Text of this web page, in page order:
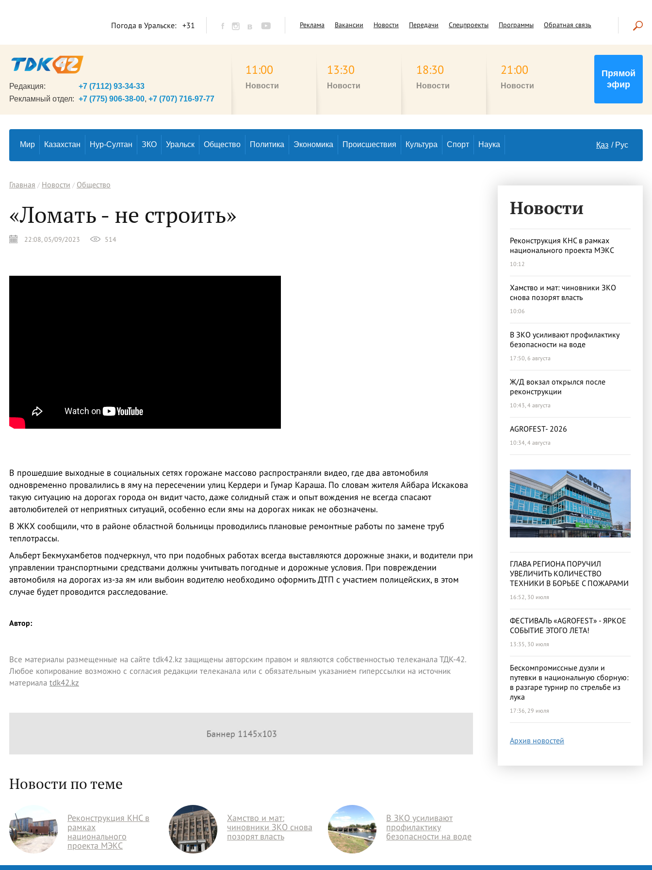
Погода в Уральске: +31 Реклама Вакансии Новости Передачи Спецпроекты Программы Обратная связь
Редакция:
+7 (7112) 93-34-33
Рекламный отдел: +7 (775) 906-38-00, +7 (707) 716-97-77
11:00
Новости
13:30
Новости
18:30
Новости
21:00
Новости
Прямой
эфир
Мир Казахстан Нур-Султан ЗКО Уральск Общество Политика Экономика Происшествия Культура Спорт Наука Қаз Рус
Главная Новости Общество
«Ломать - не строить»
22:08, 05/09/2023 514
В прошедшие выходные в социальных сетях горожане массово распространяли видео, где два автомобиля
одновременно провалились в яму на пересечении улиц Кердери и Гумар Караша. По словам жителя Айбара Искакова
такую ситуацию на дорогах города он видит часто, даже солидный стаж и опыт вождения не всегда спасают
автолюбителей от неприятных ситуаций, особенно если ямы на дорогах никак не обозначены.
В ЖКХ сообщили, что в районе областной больницы проводились плановые ремонтные работы по замене труб
теплотрассы.
Альберт Бекмухамбетов подчеркнул, что при подобных работах всегда выставляются дорожные знаки, и водители при
управлении транспортными средствами должны учитывать погодные и дорожные условия. При повреждении
автомобиля на дорогах из-за ям или выбоин водителю необходимо оформить ДТП с участием полицейских, в этом
случае будет проводится расследование.
Автор:
Все материалы размещенные на сайте tdk42.kz защищены авторским правом и являются собственностью телеканала ТДК-42.
Любое копирование возможно с согласия редакции телеканала или с обязательным указанием гиперссылки на источник
материала tdk42.kz
Новости по теме
Реконструкция КНС в
рамках
национального
проекта МЭКС
Хамство и мат:
чиновники ЗКО снова
позорят власть
В ЗКО усиливают
профилактику
безопасности на воде
Новости
Реконструкция КНС в рамках
национального проекта МЭКС
10:12
Хамство и мат: чиновники ЗКО
снова позорят власть
10:06
В ЗКО усиливают профилактику
безопасности на воде
17:50, 6 августа
Ж/Д вокзал открылся после
реконструкции
10:43, 4 августа
AGROFEST- 2026
10:34, 4 августа
ГЛАВА РЕГИОНА ПОРУЧИЛ
УВЕЛИЧИТЬ КОЛИЧЕСТВО
ТЕХНИКИ В БОРЬБЕ С ПОЖАРАМИ
16:52, 30 июля
ФЕСТИВАЛЬ «AGROFEST» - ЯРКОЕ
СОБЫТИЕ ЭТОГО ЛЕТА!
13:35, 30 июля
Бескомпромиссные дуэли и
путевки в национальную сборную:
в разгаре турнир по стрельбе из
лука
17:36, 29 июля
Архив новостей